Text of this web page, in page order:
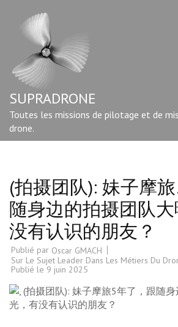
contenu
Entrée)
SUPRADRONE
Toutes les missions de pilotage et de
drone.
(拍摄团队): 妹子摩
随身边的拍摄团队
没有认识的朋友？
Publié par Oscar GMACH
Sur Le Sujet Leader Dans Les Métiers Du
Publié le 9 juin 2025